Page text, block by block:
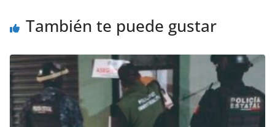
También te puede gustar